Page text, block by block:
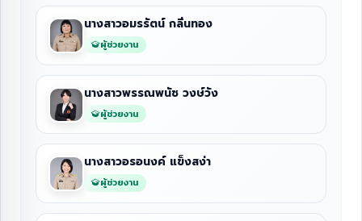
นางสาวอมรรัตน์ กลิ่นทอง
ผู้ช่วยงาน
นางสาวพรรณพนัช วงษ์วัง
ผู้ช่วยงาน
นางสาวอรอนงค์ แข็งสง่า
ผู้ช่วยงาน